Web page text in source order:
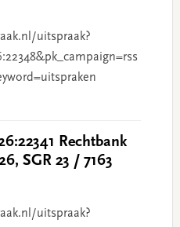
uitspraak?
Rechtbank
SGR 23 / 7163
uitspraak?